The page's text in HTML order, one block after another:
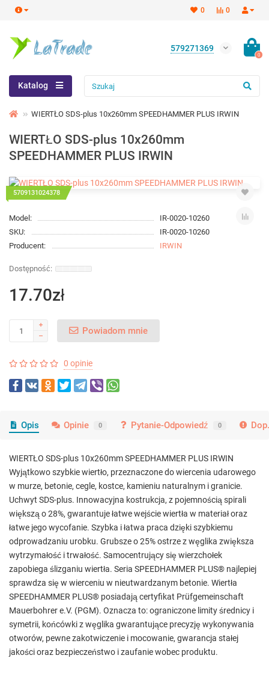
0
0
579271369
0
Katalog
WIERTŁO SDS-plus 10x260mm SPEEDHAMMER PLUS IRWIN
WIERTŁO SDS-plus 10x260mm
SPEEDHAMMER PLUS IRWIN
5709131024378
Model:
IR-0020-10260
SKU:
IR-0020-10260
Producent:
IRWIN
17.70zł
Powiadom mnie
0 opinie
Opis Opinie 0 Pytanie-Odpowiedź 0
WIERTŁO SDS-plus 10x260mm SPEEDHAMMER PLUS IRWIN
Wyjątkowo szybkie wiertło, przeznaczone do wiercenia udarowego
w murze, betonie, cegle, kostce, kamieniu naturalnym i granicie.
Uchwyt SDS-plus. Innowacyjna kostrukcja, z pojemnością spirali
większą o 28%, gwarantuje łatwe wejście wiertła w materiał oraz
łatwe jego wycofanie. Szybka i łatwa praca dzięki szybkiemu
odprowadzaniu urobku. Grubsze o 25% ostrze z węglika zwiększa
wytrzymałość i trwałość. Samocentrujący się wierzchołek
zapobiega ślizganiu wiertła. Seria SPEEDHAMMER PLUS® najlepiej
sprawdza się w wierceniu w nieutwardzanym betonie. Wiertła
SPEEDHAMMER PLUS® posiadają certyfikat Prüfgemeinschaft
Mauerbohrer e.V. (PGM). Oznacza to: ograniczone limity średnicy i
symetrii, końcówki z węglika gwarantujące precyzję wykonywania
otworów, pewne zakotwiczenie i mocowanie, gwarancja stałej
jakości oraz bezpieczeństwo i zaufanie wobec produktu.